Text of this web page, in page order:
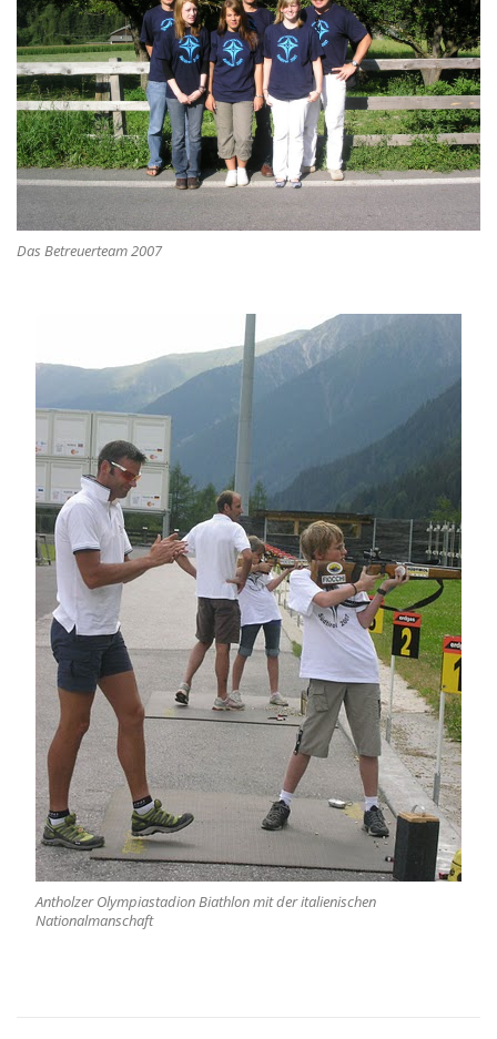
Das Betreuerteam 2007
Antholzer Olympiastadion Biathlon mit der italienischen
Nationalmanschaft